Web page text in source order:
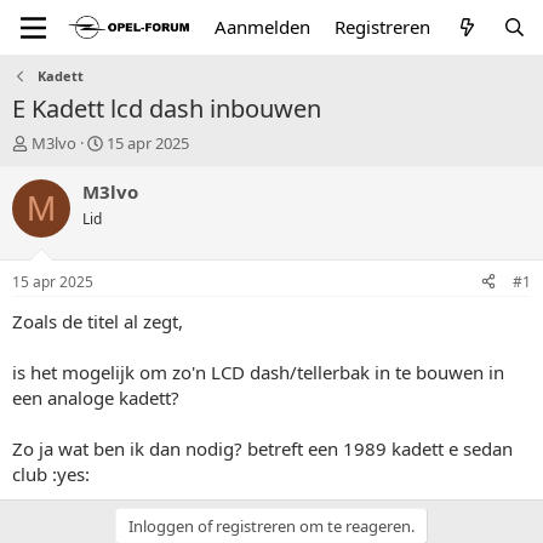
Aanmelden Registreren
Kadett
E Kadett lcd dash inbouwen
T
p
i
a
r
r
M3lvo
S
a
u
15 apr 2025
M M3lvo
Lid
15 apr 2025 #1
Zoals de titel al zegt,
is het mogelijk om zo'n LCD dash/tellerbak in te bouwen in
een analoge kadett?
Zo ja wat ben ik dan nodig? betreft een 1989 kadett e sedan
club :yes:
Inloggen of registreren om te reageren.